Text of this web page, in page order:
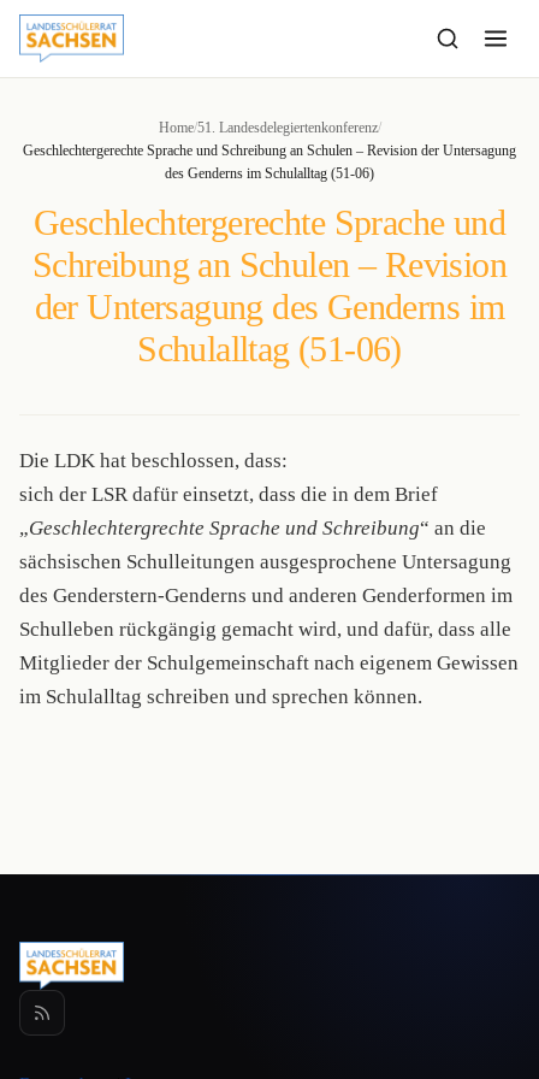
content
Home/51. Landesdelegiertenkonferenz/
Geschlechtergerechte Sprache und Schreibung an Schulen – Revision der Untersagung
des Genderns im Schulalltag (51-06)
Geschlechtergerechte Sprache und
Schreibung an Schulen – Revision
der Untersagung des Genderns im
Schulalltag (51-06)
Die LDK hat beschlossen, dass:
sich der LSR dafür einsetzt, dass die in dem Brief
„Geschlechtergrechte Sprache und Schreibung“ an die
sächsischen Schulleitungen ausgesprochene Untersagung
des Genderstern-Genderns und anderen Genderformen im
Schulleben rückgängig gemacht wird, und dafür, dass alle
Mitglieder der Schulgemeinschaft nach eigenem Gewissen
im Schulalltag schreiben und sprechen können.